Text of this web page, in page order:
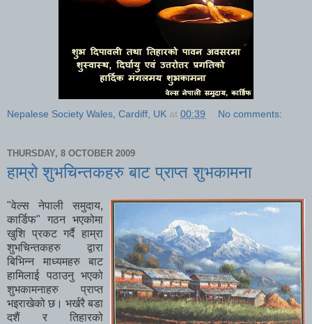
Nepalese Society Wales, Cardiff, UK at 00:39 No comments:
THURSDAY, 8 OCTOBER 2009
हाम्रो शुभचिन्तकहरु बाट प्राप्त शुभकामना
"वेल्स नेपाली समुदाय,
कार्डिफ" गठन भएकोमा
खुशि प्रकट गर्दै हाम्रा
शुभचिन्तकहरु द्वारा
बिभिन्न माध्यमहरु बाट
हामिलाई पठाउनु भएको
शुभकामनाहरु प्राप्त
भइराखेको छ। भर्खरै बडा
दशैं र तिहारको